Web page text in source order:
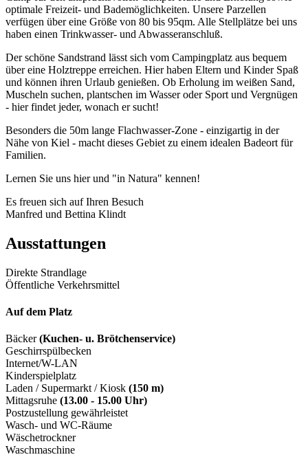
optimale Freizeit- und Bademöglichkeiten. Unsere Parzellen
verfügen über eine Größe von 80 bis 95qm. Alle Stellplätze bei uns
haben einen Trinkwasser- und Abwasseranschluß.
Der schöne Sandstrand lässt sich vom Campingplatz aus bequem
über eine Holztreppe erreichen. Hier haben Eltern und Kinder Spaß
und können ihren Urlaub genießen. Ob Erholung im weißen Sand,
Muscheln suchen, plantschen im Wasser oder Sport und Vergnügen
- hier findet jeder, wonach er sucht!
Besonders die 50m lange Flachwasser-Zone - einzigartig in der
Nähe von Kiel - macht dieses Gebiet zu einem idealen Badeort für
Familien.
Lernen Sie uns hier und "in Natura" kennen!
Es freuen sich auf Ihren Besuch
Manfred und Bettina Klindt
Ausstattungen
Direkte Strandlage
Öffentliche Verkehrsmittel
Auf dem Platz
Bäcker(Kuchen- u. Brötchenservice)
Geschirrspülbecken
Internet/W-LAN
Kinderspielplatz
Laden / Supermarkt / Kiosk (150 m)
Mittagsruhe (13.00 - 15.00 Uhr)
Postzustellung gewährleistet
Wasch- und WC-Räume
Wäschetrockner
Waschmaschine